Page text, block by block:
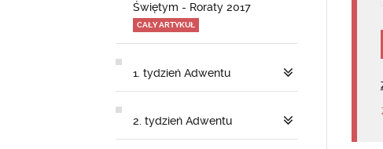
Świętym - Roraty 2017
CAŁY ARTYKUŁ
1. tydzień Adwentu
2. tydzień Adwentu